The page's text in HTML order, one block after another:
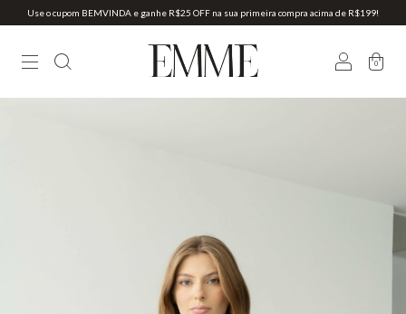
Use o cupom BEMVINDA e ganhe R$25 OFF na sua primeira compra acima de R$199!
0